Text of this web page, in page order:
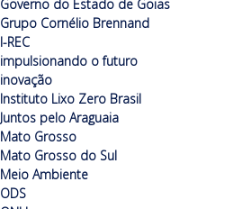
Governo do Estado de Goias
Grupo Cornélio Brennand
I-REC
impulsionando o futuro
inovação
Instituto Lixo Zero Brasil
Juntos pelo Araguaia
Mato Grosso
Mato Grosso do Sul
Meio Ambiente
ODS